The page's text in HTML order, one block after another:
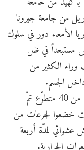
من جامعة جيرونا
الأمعاء دور في سلوك
مستبعداً في ظل
الكثير من
الجسم.
اعتمد الباحثان وزملائهم على عينة مكوّنة من 40 متطوّع تمّ
خضعوا لجرعات من
عشوائي لمدّة أربعة
الحرارية.